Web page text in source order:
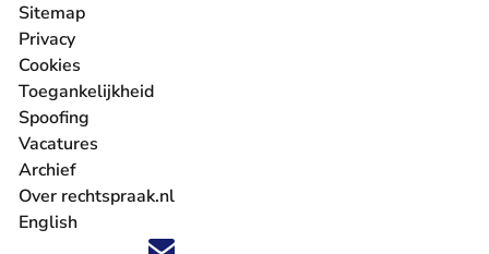
Volg ons op X (Twitter) - U verlaat Rechtspraak.nl
Volg ons op Facebook - U verlaat Rechtspraak.nl
Volg ons op Instagram - U verlaat Rechtspraak.nl
Volg ons op Youtube - U verlaat Rechtspraak.nl
Volg ons op LinkedIn - U verlaat
'Blijf op de hoogte' nieuwsbrief - U verlaat
Sitemap
Privacy
Cookies
Toegankelijkheid
Spoofing
Vacatures
- U verlaat Rechtspraak.nl
Archief
Over rechtspraak.nl
English